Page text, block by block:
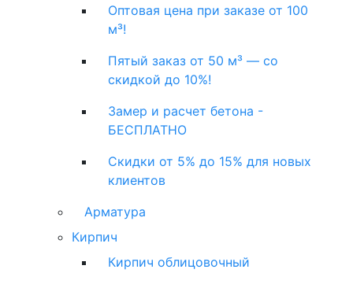
Оптовая цена при заказе от 100
м³!
Пятый заказ от 50 м³ — со
скидкой до 10%!
Замер и расчет бетона -
БЕСПЛАТНО
Скидки от 5% до 15% для новых
клиентов
Арматура
Кирпич
Кирпич облицовочный